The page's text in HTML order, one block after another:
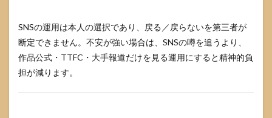
SNSの運用は本人の選択であり、戻る／戻らないを第三者が
断定できません。不安が強い場合は、SNSの噂を追うより、
作品公式・TTFC・大手報道だけを見る運用にすると精神的負
担が減ります。